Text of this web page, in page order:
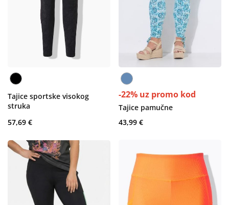
Tajice sportske visokog
struka
57,69 €
-22% uz promo kod
Tajice pamučne
43,99 €